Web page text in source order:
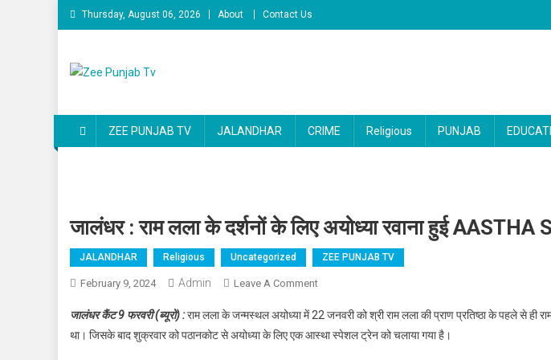
Skip to content
Thursday, August 06, 2026 About Contact Us
ZEE PUNJAB TV JALANDHAR CRIME Religious PUNJAB
जालंधर : राम लला के दर्शनों के लिए अयोध्या रवाना हुई AASTHA
JALANDHAR Religious Uncategorized ZEE PUNJAB TV
February 9, 2024 Admin Leave A Comment
जालंधर कैंट 9 फरवरी (ब्यूरो) :राम लला के जन्मस्थल अयोध्या में 22 जनवरी को श्री राम लला की प्राण प्रतिष्ठा के पहले से ही
था। जिसके बाद शुक्रवार को पठानकोट से अयोध्या के लिए एक आस्था स्पेशल ट्रेन को चलाया गया है।